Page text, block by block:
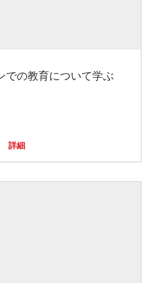
での教育について学ぶ
詳細